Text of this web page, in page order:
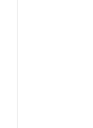
닥 선물 1%대 상승
대 후퇴